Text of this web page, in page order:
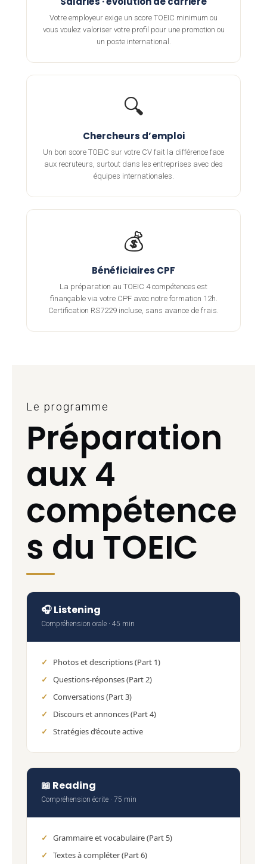
Votre employeur exige un score TOEIC minimum ou
vous voulez valoriser votre profil pour une promotion ou
un poste international.
🔍
Chercheurs d’emploi
Un bon score TOEIC sur votre CV fait la différence face
aux recruteurs, surtout dans les entreprises avec des
équipes internationales.
💰
Bénéficiaires CPF
La préparation au TOEIC 4 compétences est
finançable via votre CPF avec notre formation 12h.
Certification RS7229 incluse, sans avance de frais.
Le programme
Préparation
aux 4
compétence
s du TOEIC
🎧 Listening
Compréhension orale · 45 min
Photos et descriptions (Part 1)
Questions-réponses (Part 2)
Conversations (Part 3)
Discours et annonces (Part 4)
Stratégies d’écoute active
📖 Reading
Compréhension écrite · 75 min
Grammaire et vocabulaire (Part 5)
Textes à compléter (Part 6)